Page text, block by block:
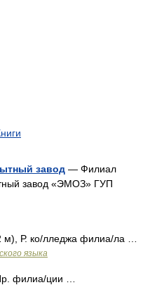
завод — Филиал
завод «ЭМОЗ» ГУП
Р. ко/лледжа филиа/ла …
языка
филиа/ции …